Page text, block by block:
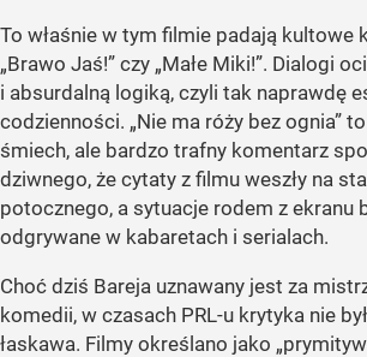
To właśnie w tym filmie padają kultowe
„Brawo Jaś!” czy „Małe Miki!”. Dialogi
i absurdalną logiką, czyli tak naprawdę
codzienności. „Nie ma róży bez ognia”
śmiech, ale bardzo trafny komentarz
dziwnego, że cytaty z filmu weszły na
potocznego, a sytuacje rodem z ekranu
odgrywane w kabaretach i serialach.
Choć dziś Bareja uznawany jest za
komedii, w czasach PRL-u krytyka nie
łaskawa. Filmy określano jako